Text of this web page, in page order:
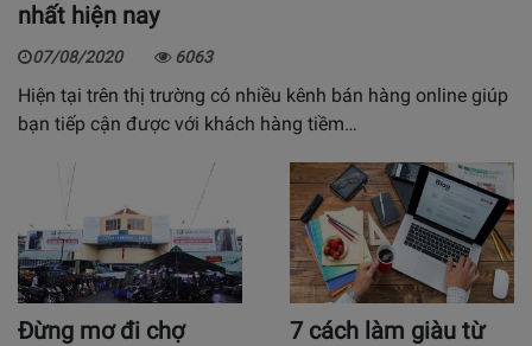
nhất hiện nay
07/08/2020 6063
Hiện tại trên thị trường có nhiều kênh bán hàng online giúp
bạn tiếp cận được với khách hàng tiềm…
Đừng mơ đi chợ
7 cách làm giàu từ